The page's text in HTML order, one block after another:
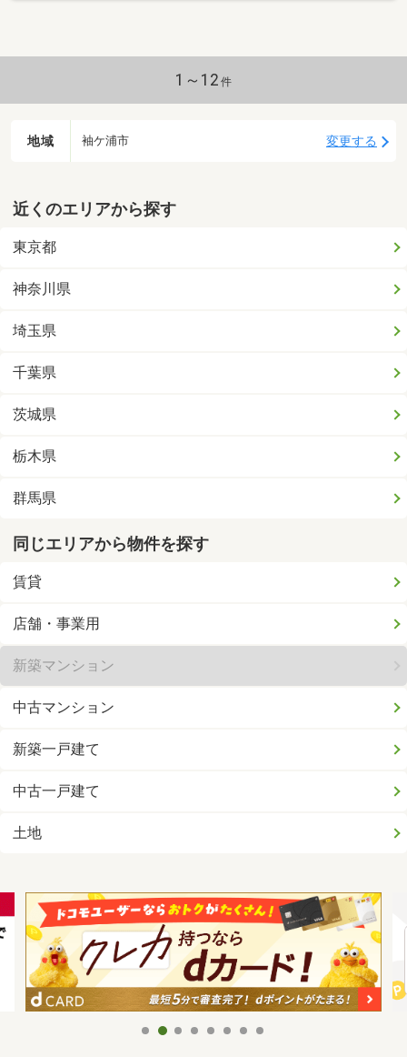
1～12 件
地域 袖ケ浦市 変更する
近くのエリアから探す
東京都
神奈川県
埼玉県
千葉県
茨城県
栃木県
群馬県
同じエリアから物件を探す
賃貸
店舗・事業用
新築マンション
中古マンション
新築一戸建て
中古一戸建て
土地